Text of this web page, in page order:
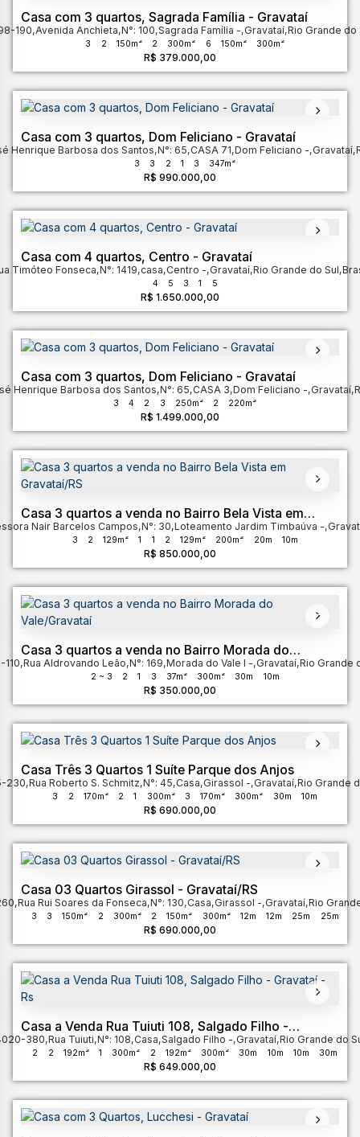
Casa com 3 quartos, Sagrada Família - Gravataí
R$ 379.000,00
190,Avenida Anchieta,N°: 100,Sagrada Família ,Gravataí,Rio Grande do
3 2 150m² 2 300m² 6 150m² 300m²
Casa com 3 quartos, Dom Feliciano - Gravataí
R$ 990.000,00
Henrique Barbosa dos Santos,N°: 65,CASA 71,Dom Feliciano ,Gravataí,
3 3 2 1 3 347m²
Casa com 4 quartos, Centro - Gravataí
R$ 1.650.000,00
Timóteo Fonseca,N°: 1419,casa,Centro ,Gravataí,Rio Grande do Sul,
4 5 3 1 5
Casa com 3 quartos, Dom Feliciano - Gravataí
R$ 1.499.000,00
Henrique Barbosa dos Santos,N°: 65,CASA 3,Dom Feliciano ,Gravataí,
3 4 2 3 250m² 2 220m²
Casa 3 quartos a venda no Bairro Bela Vista em
Gravataí/RS
R$ 850.000,00
Nair Barcelos Campos,N°: 30,Loteamento Jardim Timbaúva ,
3 2 129m² 1 1 2 129m² 200m² 20m 10m
Casa 3 quartos a venda no Bairro Morada do
Vale/Gravataí
R$ 350.000,00
110,Rua Aldrovando Leão,N°: 169,Morada do Vale I ,Gravataí,Rio Grande
2 ~ 3 2 1 3 37m² 300m² 30m 10m
Casa Três 3 Quartos 1 Suíte Parque dos Anjos
R$ 690.000,00
230,Rua Roberto S. Schmitz,N°: 45,Casa,Girassol ,Gravataí,Rio Grande
3 2 170m² 2 1 300m² 3 170m² 300m² 30m 10m
Casa 03 Quartos Girassol - Gravataí/RS
R$ 690.000,00
,Rua Rui Soares da Fonseca,N°: 130,Casa,Girassol ,Gravataí,Rio
3 3 150m² 2 300m² 2 150m² 300m² 12m 12m 25m 25m
Casa a Venda Rua Tuiuti 108, Salgado Filho -
Gravataí - Rs
R$ 649.000,00
380,Rua Tuiuti,N°: 108,Casa,Salgado Filho ,Gravataí,Rio Grande do
2 2 192m² 1 300m² 2 192m² 300m² 30m 10m 10m
30m
30m